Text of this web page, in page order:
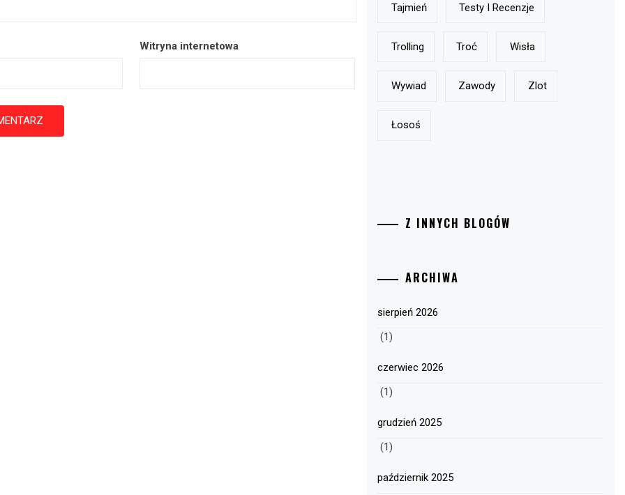
Witryna internetowa
Tajmień Testy I Recenzje
Trolling Troć Wisła
Wywiad Zawody Zlot
Łosoś
Z INNYCH BLOGÓW
ARCHIWA
sierpień 2026
(1)
czerwiec 2026
(1)
grudzień 2025
(1)
październik 2025